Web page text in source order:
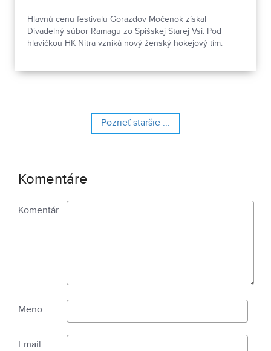
Hlavnú cenu festivalu Gorazdov Močenok získal
Divadelný súbor Ramagu zo Spišskej Starej Vsi. Pod
hlavičkou HK Nitra vzniká nový ženský hokejový tím.
Pozrieť staršie ...
Komentáre
Komentár
Meno
Email